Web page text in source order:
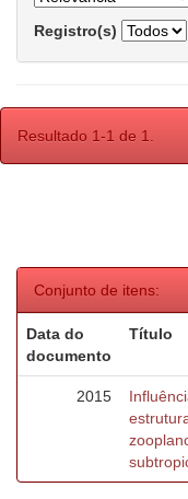
Registro(s)
Resultado 1-1 de 1.
Conjunto de itens:
Data do
documento
Título
2015